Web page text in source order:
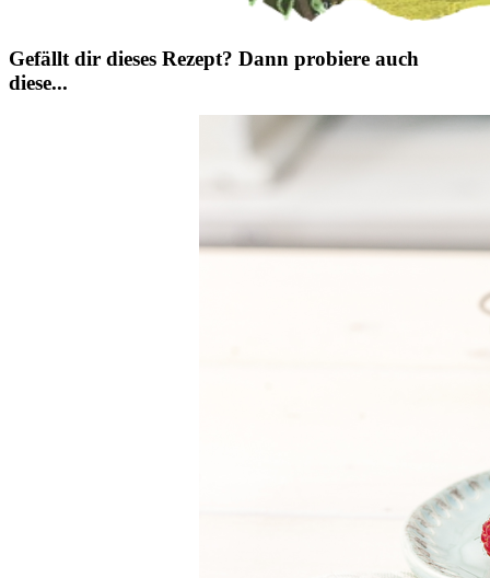
Gefällt dir dieses Rezept? Dann probiere auch
diese...